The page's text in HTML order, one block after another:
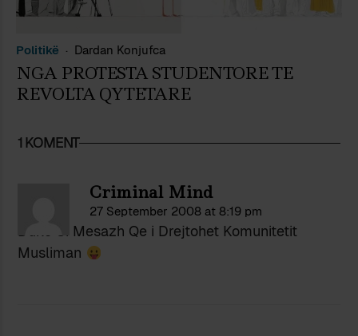
Politikë Dardan Konjufca
NGA PROTESTA STUDENTORE TE
REVOLTA QYTETARE
1 KOMENT
Criminal Mind
27 September 2008 at 8:19 pm
Duke Si Mesazh Qe i Drejtohet Komunitetit
Musliman